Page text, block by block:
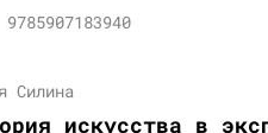
Силина
искусства в